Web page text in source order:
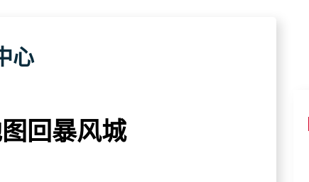
心
回暴风城